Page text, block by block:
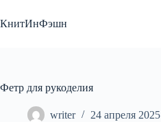
к
сути
КнитИнФэшн
Фетр для рукоделия
writer
24 апреля 2025